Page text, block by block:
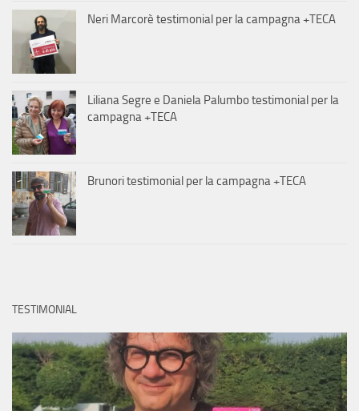
Neri Marcorè testimonial per la campagna +TECA
Liliana Segre e Daniela Palumbo testimonial per la
campagna +TECA
Brunori testimonial per la campagna +TECA
TESTIMONIAL